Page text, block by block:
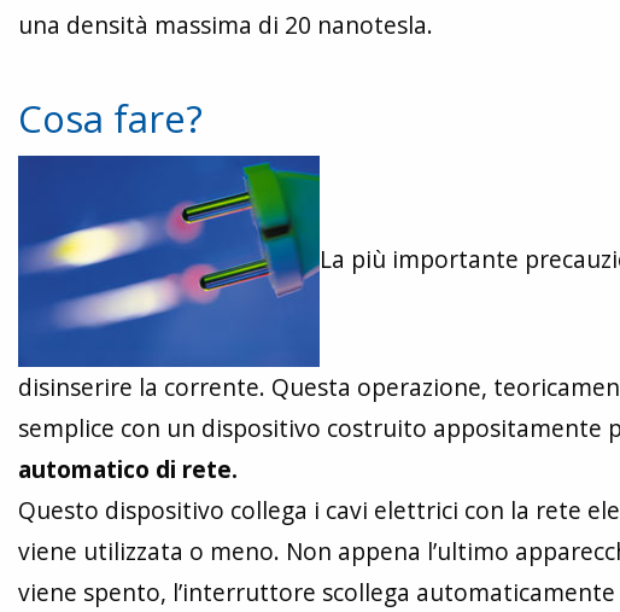
una densità massima di 20 nanotesla.
Cosa fare?
La più importante
disinserire la corrente. Questa operazione,
semplice con un dispositivo costruito appositamente
automatico di rete.
Questo dispositivo collega i cavi elettrici con la rete
viene utilizzata o meno. Non appena l’ultimo
viene spento, l’interruttore scollega